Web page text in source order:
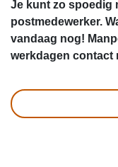
Je kunt zo spoedig
postmedewerker.
vandaag nog!
werkdagen contact